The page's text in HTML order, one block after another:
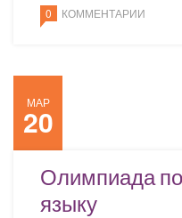
0 КОММЕНТАРИИ
МАР
20
Олимпиада
языку